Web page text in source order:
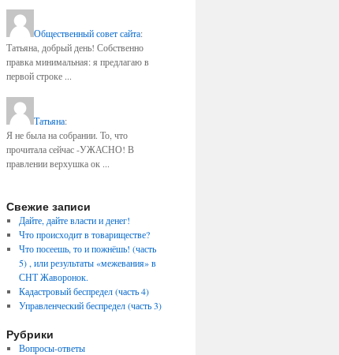
Общественный совет сайта:
Татьяна, добрый день! Собственно
правка минимальная: я предлагаю в
первой строке ...
Татьяна:
Я не была на собрании. То, что
прочитала сейчас -УЖАСНО! В
правлении верхушка ок ...
Свежие записи
Дайте, дайте власти и денег!
Что происходит в товариществе?
Что посеешь, то и пожнёшь! (часть
5) , или результаты «межевания» в
СНТ Жаворонок.
Кадастровый беспредел (часть 4)
Управленческий беспредел (часть 3)
Рубрики
Вопросы-ответы